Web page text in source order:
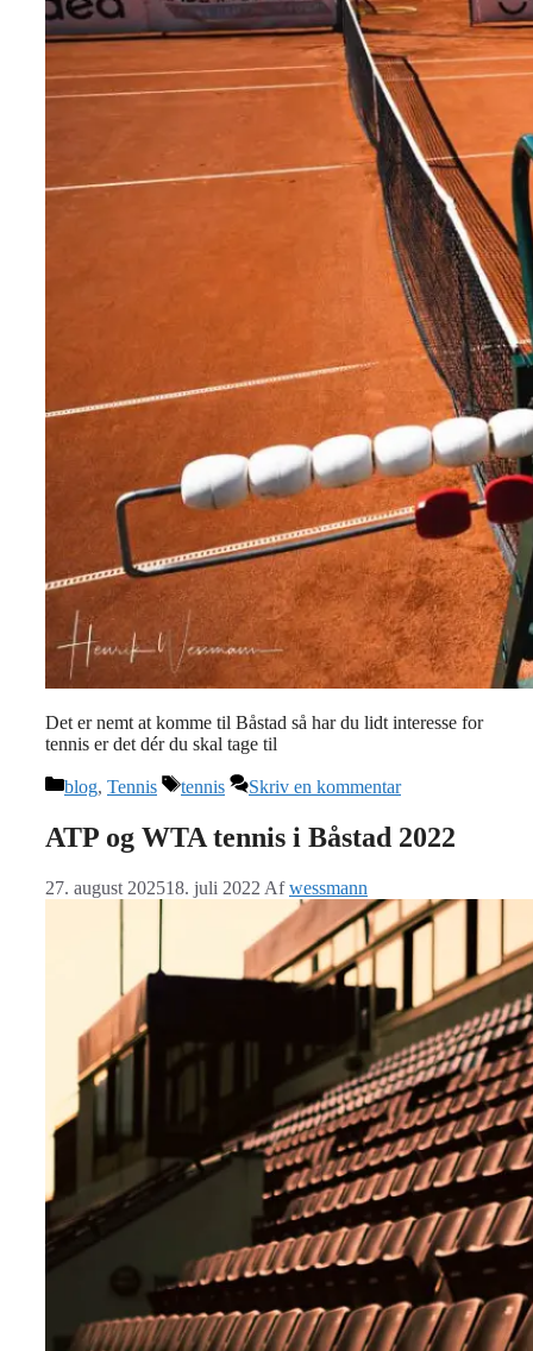
Det er nemt at komme til Båstad så har du lidt interesse for
tennis er det dér du skal tage til
Kategorier
blog, Tennis Tags
tennis Skriv en kommentar
ATP og WTA tennis i Båstad 2022
27. august 202518. juli 2022 Afwessmann